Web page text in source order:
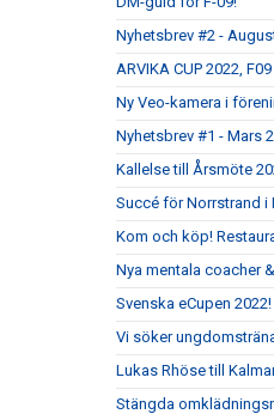
Nyhetsbrev #2 -
ARVIKA CUP 2022, F09
Ny Veo-kamera i
Nyhetsbrev #1 - Mars
Kallelse till Årsmöte
Succé för Norrstrand i
Kom och köp!
Nya mentala coacher
Svenska eCupen 2022!
Vi söker
Lukas Rhöse till
Stängda